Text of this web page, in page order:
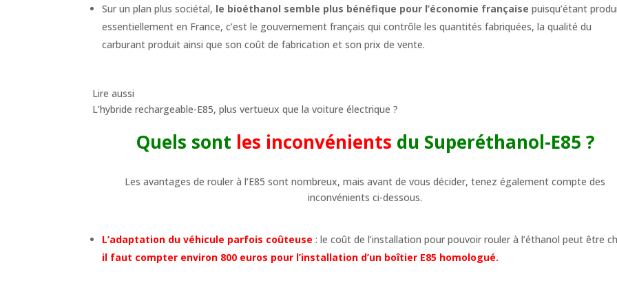
Sur un plan plus sociétal, le bioéthanol semble plus bénéfique pour l’économie française puisqu’étant
essentiellement en France, c’est le gouvernement français qui contrôle les quantités fabriquées, la qualité du
carburant produit ainsi que son coût de fabrication et son prix de vente.
Lire aussi
L’hybride rechargeable-E85, plus vertueux que la voiture électrique ?
Quels sont les inconvénients du Superéthanol-E85 ?
Les avantages de rouler à l’E85 sont nombreux, mais avant de vous décider, tenez également compte des
inconvénients ci-dessous.
L’adaptation du véhicule parfois coûteuse: le coût de l’installation pour pouvoir rouler à l’éthanol peut être
il faut compter environ 800 euros pour l’installation d’un boîtier E85 homologué.